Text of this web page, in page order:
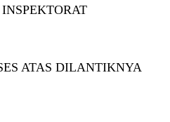
ATAS DILANTIKNYA